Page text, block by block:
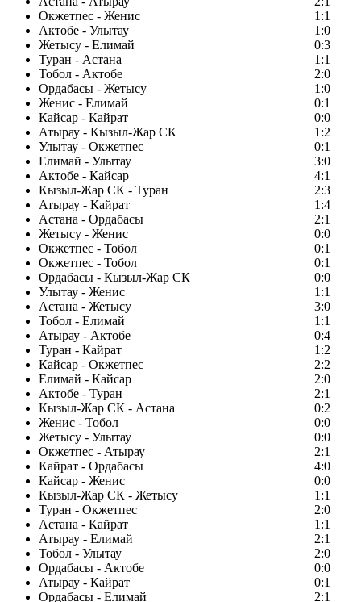
Окжетпес - Женис
1:1
Актобе - Улытау
1:0
Жетысу - Елимай
0:3
Туран - Астана
1:1
Тобол - Актобе
2:0
Ордабасы - Жетысу
1:0
Женис - Елимай
0:1
Кайсар - Кайрат
0:0
Атырау - Кызыл-Жар СК
1:2
Улытау - Окжетпес
0:1
Елимай - Улытау
3:0
Актобе - Кайсар
4:1
Кызыл-Жар СК - Туран
2:3
Атырау - Кайрат
1:4
Астана - Ордабасы
2:1
Жетысу - Женис
0:0
Окжетпес - Тобол
0:1
Окжетпес - Тобол
0:1
Ордабасы - Кызыл-Жар СК
0:0
Улытау - Женис
1:1
Астана - Жетысу
3:0
Тобол - Елимай
1:1
Атырау - Актобе
0:4
Туран - Кайрат
1:2
Кайсар - Окжетпес
2:2
Елимай - Кайсар
2:0
Актобе - Туран
2:1
Кызыл-Жар СК - Астана
0:2
Женис - Тобол
0:0
Жетысу - Улытау
0:0
Окжетпес - Атырау
2:1
Кайрат - Ордабасы
4:0
Кайсар - Женис
0:0
Кызыл-Жар СК - Жетысу
1:1
Туран - Окжетпес
2:0
Астана - Кайрат
1:1
Атырау - Елимай
2:1
Тобол - Улытау
2:0
Ордабасы - Актобе
0:0
Атырау - Кайрат
0:1
Ордабасы - Елимай
2:1